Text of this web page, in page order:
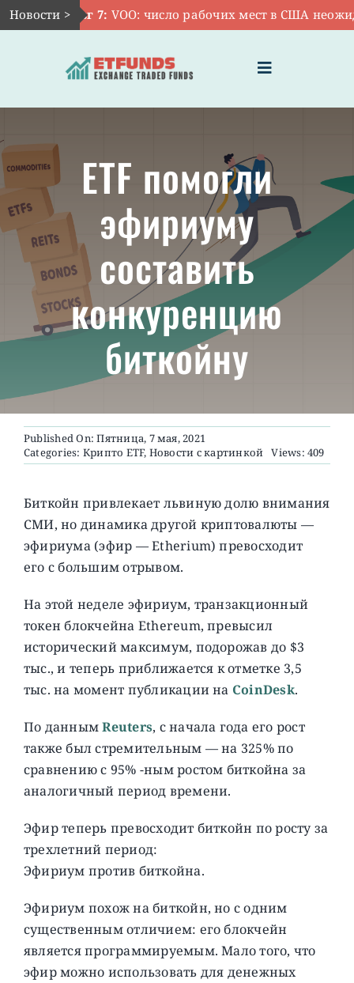
Skip
to
Новости >Авг 7:VOO: число рабочих мест в США
Toggle
Navigation
ЧТО ТАКОЕ ETF
ИНВЕСТИЦИИ В ETF
ТЕМАТИЧЕСКИЕ ETF
АКТУАЛЬНЫЕ
О ПРОЕКТЕ
ETF помогли
эфириуму
составить
конкуренцию
биткойну
Published On: Пятница, 7 мая, 2021
Categories: Крипто ETF, Новости с картинкой Views: 409
Биткойн привлекает львиную долю внимания
СМИ, но динамика другой криптовалюты —
эфириума (эфир — Etherium) превосходит
его с большим отрывом.
На этой неделе эфириум, транзакционный
токен блокчейна Ethereum, превысил
исторический максимум, подорожав до $3
тыс., и теперь приближается к отметке 3,5
тыс. на момент публикации на CoinDesk.
По даннымReuters, с начала года его рост
также был стремительным — на 325% по
сравнению с 95% -ным ростом биткойна за
аналогичный период времени.
Эфир теперь превосходит биткойн по росту за
трехлетний период:
Эфириум против биткойна.
Эфириум похож на биткойн, но с одним
существенным отличием: его блокчейн
является программируемым. Мало того, что
эфир можно использовать для денежных